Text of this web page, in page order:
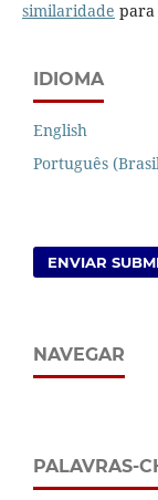
similaridade para
IDIOMA
English
Português
ENVIAR
NAVEGAR
PALAVRAS-